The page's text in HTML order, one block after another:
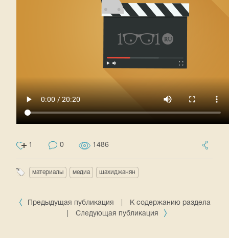
1 0 1486
материалы медиа шахиджанян
Предыдущая публикация
К содержанию раздела
Следующая публикация